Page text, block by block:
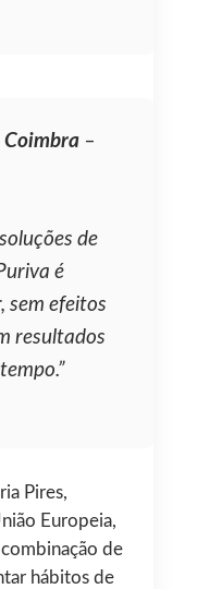
Coimbra –
de
é
sem efeitos
resultados
Pires,
Europeia,
de
hábitos de